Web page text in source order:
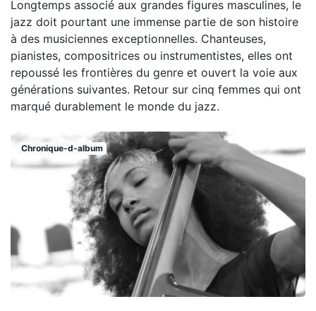
Longtemps associé aux grandes figures masculines, le
jazz doit pourtant une immense partie de son histoire
à des musiciennes exceptionnelles. Chanteuses,
pianistes, compositrices ou instrumentistes, elles ont
repoussé les frontières du genre et ouvert la voie aux
générations suivantes. Retour sur cinq femmes qui ont
marqué durablement le monde du jazz.
Chronique-d-album